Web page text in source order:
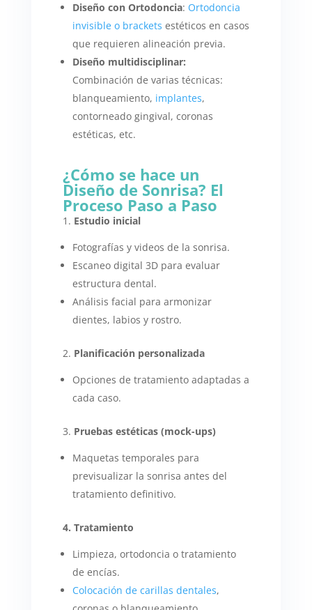
Diseño con Ortodoncia: Ortodoncia
invisible o brackets estéticos en casos
que requieren alineación previa.
Diseño multidisciplinar:
Combinación de varias técnicas:
blanqueamiento, implantes,
contorneado gingival, coronas
estéticas, etc.
¿Cómo se hace un
Diseño de Sonrisa? El
Proceso Paso a Paso
1. Estudio inicial
Fotografías y videos de la sonrisa.
Escaneo digital 3D para evaluar
estructura dental.
Análisis facial para armonizar
dientes, labios y rostro.
2. Planificación personalizada
Opciones de tratamiento adaptadas a
cada caso.
3. Pruebas estéticas (mock-ups)
Maquetas temporales para
previsualizar la sonrisa antes del
tratamiento definitivo.
4. Tratamiento
Limpieza, ortodoncia o tratamiento
de encías.
Colocación de carillas dentales,